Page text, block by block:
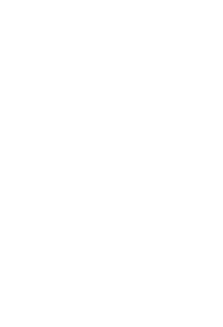
X - U verlaat
Facebook - U
via e-mail
via LinkedIn - U